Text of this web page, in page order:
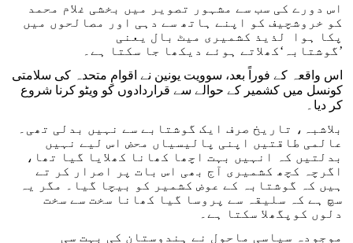
اس دورے کی سب سے مشہور تصویر میں بخشی غلام محمد
کو خروشچیف کو اپنے ہاتھ سے دہی اور مصالحوں میں
پکا ہوا لذیذ کشمیری میٹ بال یعنی
’گوشتابہ‘کھلاتے ہوئے دیکھا جا سکتا ہے۔
اس واقعہ کے فوراً بعد، سوویت یونین نے اقوامِ متحدہ کی سلامتی
کونسل میں کشمیر کے حوالے سے قراردادوں کو ویٹو کرنا شروع
کر دیا۔
بلاشبہ، تاریخ صرف ایک گوشتابے سے نہیں بدلی تھی۔
عالمی طاقتیں اپنی پالیسیاں محض اس لیے نہیں
بدلتیں کہ انہیں بہت اچھا کھانا کھلایا گیا تھا،
اگرچہ کچھ کشمیری آج بھی اس بات پر اصرار کر تے
ہیں کہ گوشتابہ کے عوض کشمیر کو بیچا گیا۔ مگر یہ
سچ ہے کہ سلیقہ سے پروسا گیا کھانا سخت سے سخت
دلوں کوپگھلا سکتا ہے۔